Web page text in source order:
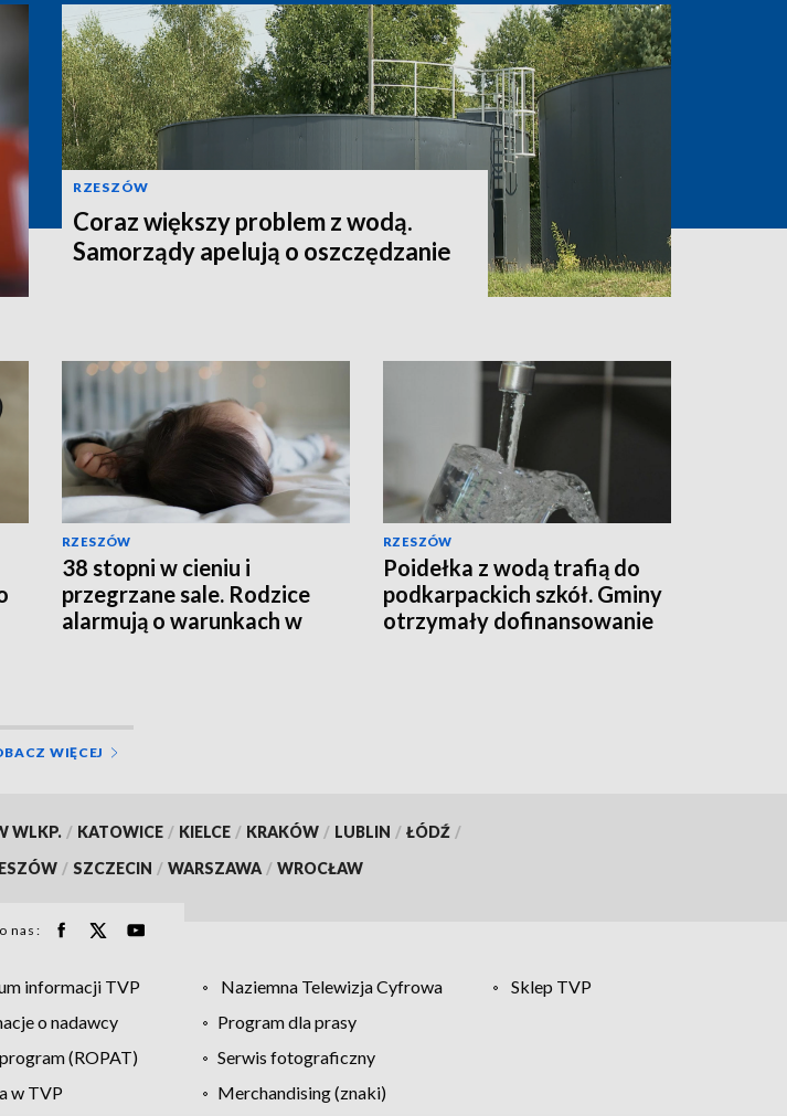
RZESZÓW
Coraz większy problem z wodą.
Samorządy apelują o oszczędzanie
RZESZÓW
38 stopni w cieniu i
przegrzane sale. Rodzice
alarmują o warunkach w
RZESZÓW
Poidełka z wodą trafią do
podkarpackich szkół. Gminy
otrzymały dofinansowanie
WIĘCEJ
WLKP. / KATOWICE / KIELCE / KRAKÓW / LUBLIN / ŁÓDŹ /
/ SZCZECIN / WARSZAWA / WROCŁAW
nas:
informacji TVP Naziemna Telewizja Cyfrowa
Sklep TVP
o nadawcy
Program dla prasy
(ROPAT)
Serwis fotograficzny
w TVP Merchandising (znaki)